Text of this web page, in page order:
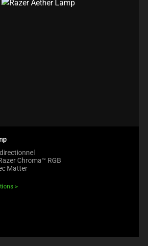
Chroma™ RGB
Matter